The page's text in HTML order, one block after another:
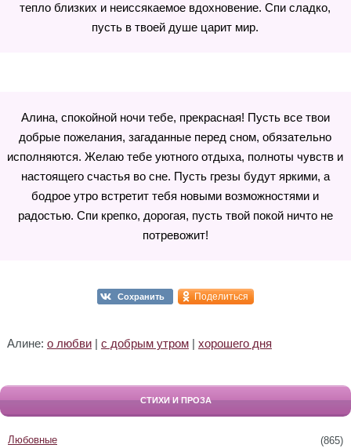
тепло близких и неиссякаемое вдохновение. Спи сладко,
пусть в твоей душе царит мир.
Алина, спокойной ночи тебе, прекрасная! Пусть все твои
добрые пожелания, загаданныe перед сном, обязательно
исполняются. Желаю тебе уютного отдыха, полноты чувств и
настоящего счастья во сне. Пусть грезы будут яркими, а
бодрое утро встретит тебя новыми возможностями и
радостью. Спи крепко, дорогая, пусть твой покой ничто не
потревожит!
Сохранить Поделиться
Алине: о любви| с добрым утром| хорошего дня
СТИХИ И ПРОЗА
(865)
Любовные